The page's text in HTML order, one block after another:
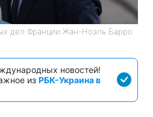
дел Франции Жан-Ноэль Барро
новостей!
из РБК-Украина в